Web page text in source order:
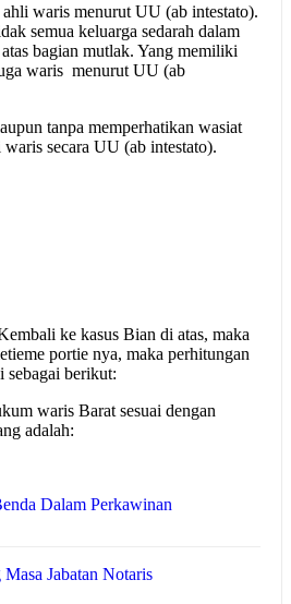
waris menurut UU (ab intestato).
semua keluarga sedarah dalam
bagian mutlak. Yang memiliki
waris menurut UU (ab
tanpa memperhatikan wasiat
secara UU (ab intestato).
ke kasus Bian di atas, maka
portie nya, maka perhitungan
sebagai berikut:
waris Barat sesuai dengan
adalah:
Dalam Perkawinan
Jabatan Notaris